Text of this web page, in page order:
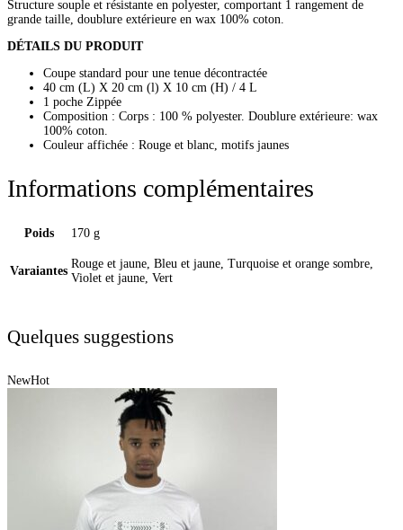
Structure souple et résistante en polyester, comportant 1 rangement de
grande taille, doublure extérieure en wax 100% coton.
DÉTAILS DU PRODUIT
Coupe standard pour une tenue décontractée
40 cm (L) X 20 cm (l) X 10 cm (H) / 4 L
1 poche Zippée
Composition : Corps : 100 % polyester. Doublure extérieure: wax
100% coton.
Couleur affichée : Rouge et blanc, motifs jaunes
Informations complémentaires
Poids 170 g
Varaiantes
Rouge et jaune, Bleu et jaune, Turquoise et orange sombre,
Violet et jaune, Vert
Quelques suggestions
NewHot